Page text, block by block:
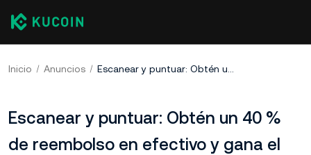
Inicio Anuncios Escanear y puntuar: Obtén un 40 % de reembolso en efectivo y gana el paquete final definitivo con KuCoin Pay
Escanear y puntuar: Obtén un 40 %
de reembolso en efectivo y gana el